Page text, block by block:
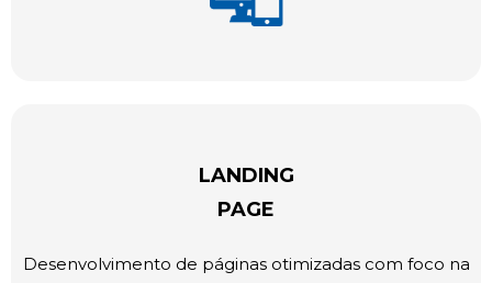
LANDING
PAGE
Desenvolvimento de páginas otimizadas com foco na